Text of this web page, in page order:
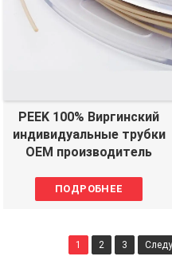
PEEK 100% Виргинский
индивидуальные трубки
OEM производитель
ПОДРОБНЕЕ
1 2 3